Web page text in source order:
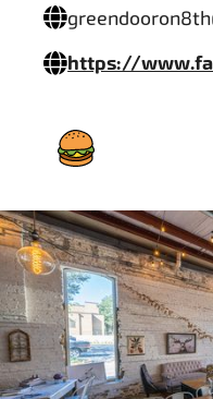
https://